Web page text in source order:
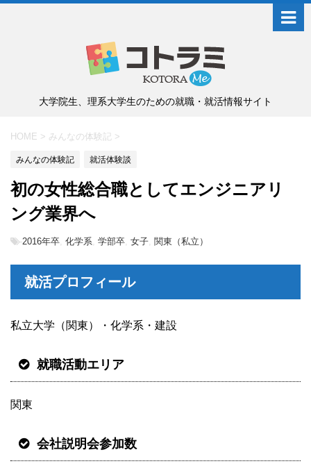
大学院生、理系大学生のための就職・就活情報サイト
HOME > みんなの体験記 >
みんなの体験記 就活体験談
初の女性総合職としてエンジニアリ
ング業界へ
-2016年卒, 化学系, 学部卒, 女子, 関東（私立）
就活プロフィール
私立大学（関東）・化学系・建設
就職活動エリア
関東
会社説明会参加数